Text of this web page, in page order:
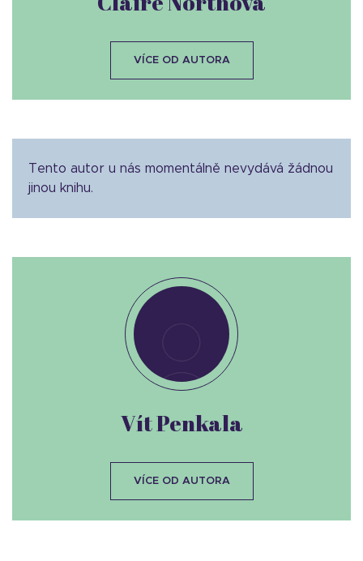
Tento autor u nás momentálně nevydává žádnou
jinou knihu.
VÍCE OD AUTORA
Vít Penkala
VÍCE OD AUTORA